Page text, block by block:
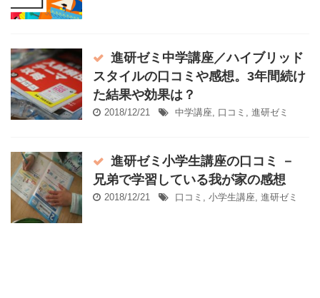
進研ゼミ中学講座／ハイブリッド
スタイルの口コミや感想。3年間続け
た結果や効果は？
2018/12/21 中学講座, 口コミ , 進研ゼミ
進研ゼミ小学生講座の口コミ －
兄弟で学習している我が家の感想
2018/12/21 口コミ , 小学生講座, 進研ゼミ